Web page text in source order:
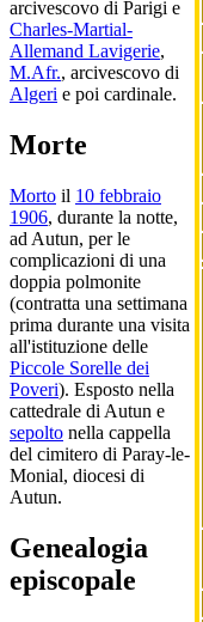
arcivescovo di Parigi e
Charles-Martial-
Allemand Lavigerie,
M.Afr., arcivescovo di
Algeri e poi cardinale.
Morte
Morto il 10 febbraio
1906, durante la notte,
ad Autun, per le
complicazioni di una
doppia polmonite
(contratta una settimana
prima durante una visita
all'istituzione delle
Piccole Sorelle dei
Poveri). Esposto nella
cattedrale di Autun e
sepolto nella cappella
del cimitero di Paray-le-
Monial, diocesi di
Autun.
Genealogia
episcopale